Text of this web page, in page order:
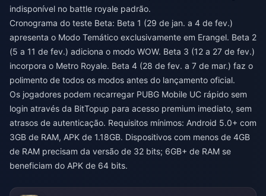
indisponível no battle royale padrão.
Cronograma do teste Beta: Beta 1 (29 de jan. a 4 de fev.)
apresenta o Modo Temático exclusivamente em Erangel. Beta 2
(5 a 11 de fev.) adiciona o modo WOW. Beta 3 (12 a 27 de fev.)
incorpora o Metro Royale. Beta 4 (28 de fev. a 7 de mar.) faz o
polimento de todos os modos antes do lançamento oficial.
Os jogadores podem recarregar PUBG Mobile UC rápido sem
login através da BitTopup para acesso premium imediato, sem
atrasos de autenticação. Requisitos mínimos: Android 5.0+ com
3GB de RAM, APK de 1.18GB. Dispositivos com menos de 4GB
de RAM precisam da versão de 32 bits; 6GB+ de RAM se
beneficiam do APK de 64 bits.